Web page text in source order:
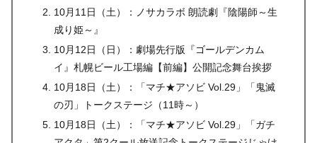
10月11日（土）：ノサカラボ 朗読劇『陰陽師～生
成り姫～』
10月12日（日）：劇場先行版『ゴールデンカム
イ』札幌ビール工場編【前編】公開記念舞台挨拶
10月18日（土）：「マチ★アソビ Vol.29」「鬼滅
の刃」トークステージ（11時～）
10月18日（土）：「マチ★アソビ Vol.29」「ガチ